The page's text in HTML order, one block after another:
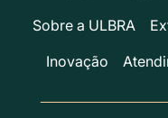
Sobre a ULBRA
Inovação